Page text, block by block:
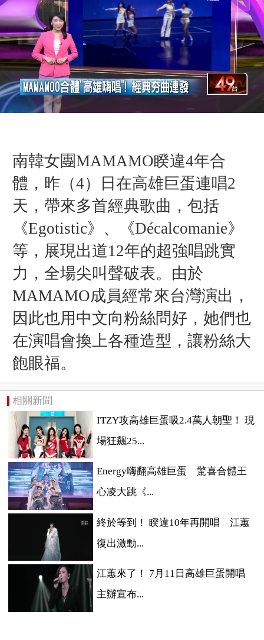
南韓女團MAMAMO睽違4年合
體，昨（4）日在高雄巨蛋連唱2
天，帶來多首經典歌曲，包括
《Egotistic》、《Décalcomanie》
等，展現出道12年的超強唱跳實
力，全場尖叫聲破表。由於
MAMAMO成員經常來台灣演出，
因此也用中文向粉絲問好，她們也
在演唱會換上各種造型，讓粉絲大
飽眼福。
相關新聞
ITZY攻高雄巨蛋吸2.4萬人朝聖！ 現
場狂飆25...
Energy嗨翻高雄巨蛋 驚喜合體王
心凌大跳《...
終於等到！ 睽違10年再開唱 江蕙
復出激動...
江蕙來了！ 7月11日高雄巨蛋開唱
主辦宣布...